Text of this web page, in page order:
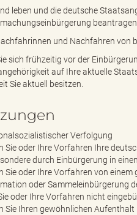
i
g
"
leben und die deutsche
und Nachfahren von
sich frühzeitig vor der
auf Ihre aktuelle
Sie aktuell besitzen.
Verfolgung
Sie oder Ihre Vorfahren Ihre
durch Einbürgerung in
Sie oder Ihre Vorfahren von
oder Sammeleinbürgerung
oder Ihre Vorfahren nicht
Sie Ihren gewöhnlichen